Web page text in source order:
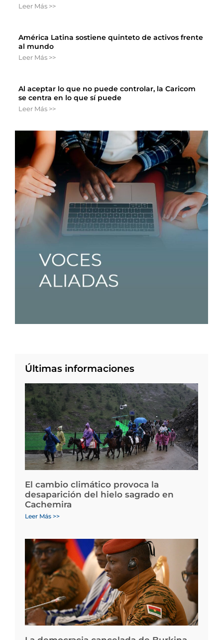
Leer Más >>
América Latina sostiene quinteto de activos frente
al mundo
Leer Más >>
Al aceptar lo que no puede controlar, la Caricom
se centra en lo que sí puede
Leer Más >>
Últimas informaciones
El cambio climático provoca la
desaparición del hielo sagrado en
Cachemira
Leer Más >>